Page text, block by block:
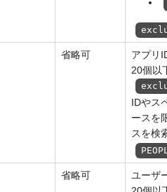
省略可
アプリ
20個以
IDやス
ースを
スを検
省略可
ユーザ